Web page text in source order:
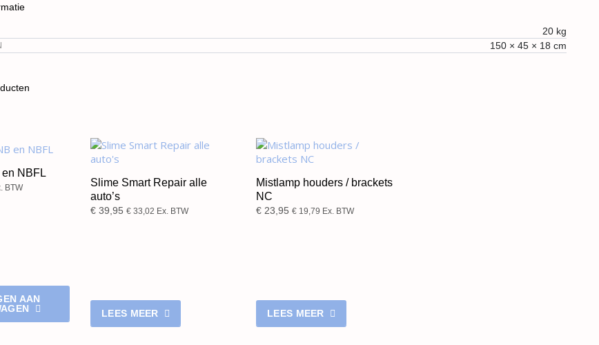
20 kg
150 × 45 × 18 cm
NBFL
BTW
AAN
Slime Smart Repair alle
auto’s
€ 39,95 € 33,02 Ex. BTW
LEES MEER
Mistlamp houders / brackets
NC
€ 23,95 € 19,79 Ex. BTW
LEES MEER